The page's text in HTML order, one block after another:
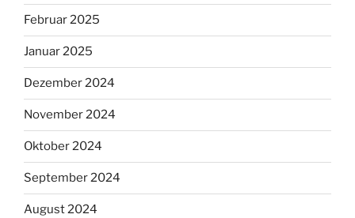
Februar 2025
Januar 2025
Dezember 2024
November 2024
Oktober 2024
September 2024
August 2024